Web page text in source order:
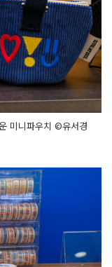
미니파우치 ©유서경